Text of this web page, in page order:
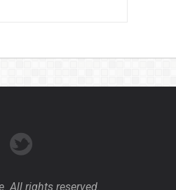
All rights reserved.